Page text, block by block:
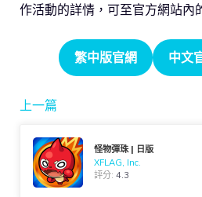
作活動的詳情，可至官方網站內
繁中版官網 中文
上一篇
怪物彈珠 | 日版
XFLAG, Inc.
評分:4.3